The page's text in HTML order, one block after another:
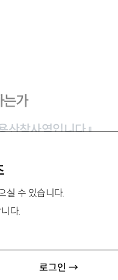
실 수 있습니다.
다.
로그인 →
는가
산참사역입니다』